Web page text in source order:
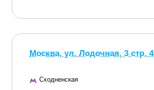
Москва, ул. Лодочная, 3 стр. 4
Сходненская